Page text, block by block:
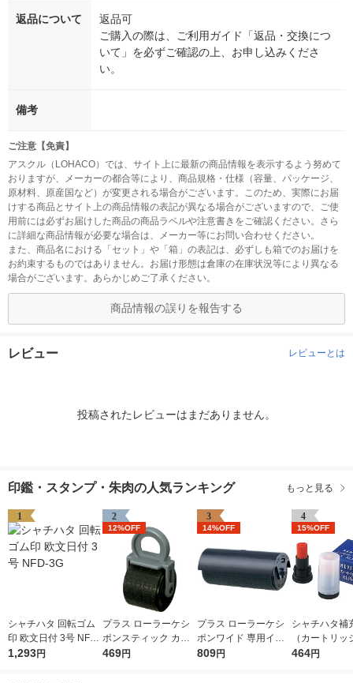
返品について
返品可
ご購入の際は、ご利用ガイド「返品・交換につ
いて」を必ずご確認の上、お申し込みくださ
い。
備考
ご注意【免責】
アスクル（LOHACO）では、サイト上に最新の商品情報を表示するよう努めて
おりますが、メーカーの都合等により、商品規格・仕様（容量、パッケージ、
原材料、原産国など）が変更される場合がございます。このため、実際にお届
けする商品とサイト上の商品情報の表記が異なる場合がございますので、ご使
用前には必ずお届けした商品の商品ラベルや注意書きをご確認ください。さら
に詳細な商品情報が必要な場合は、メーカー等にお問い合わせください。
また、商品名における「セット」や「箱」の表記は、必ずしも箱でのお届けを
お約束するものではありません。お届け形態は倉庫の在庫状況等により異なる
場合がございます。あらかじめご了承ください。
商品情報の誤りを報告する
レビュー レビューとは
投稿されたレビューはまだありません。
印鑑・スタンプ・朱肉の人気ランキング もっと見る
1
シャチハタ 回転ゴム
印 欧文日付 3号 NFD-
3G
1,293円
2
12%OFF
プラス ローラーケシ
ポンスティック カー
トリッジ 個人情報保
469円
3
14%OFF
プラス ローラーケシ
ポンワイド 専用イン
クカートリッジ 個人
809円
4
15%OFF
シャチハタ補
（カートリッ
ネーム・ネー
464円